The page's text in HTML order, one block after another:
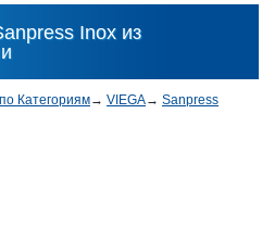
Inox из
Категориям→ VIEGA→ Sanpress